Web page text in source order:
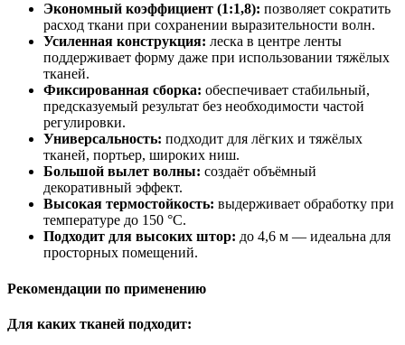
Экономный коэффициент (1:1,8): позволяет сократить
расход ткани при сохранении выразительности волн.
Усиленная конструкция: леска в центре ленты
поддерживает форму даже при использовании тяжёлых
тканей.
Фиксированная сборка: обеспечивает стабильный,
предсказуемый результат без необходимости частой
регулировки.
Универсальность: подходит для лёгких и тяжёлых
тканей, портьер, широких ниш.
Большой вылет волны: создаёт объёмный
декоративный эффект.
Высокая термостойкость: выдерживает обработку при
температуре до 150 °C.
Подходит для высоких штор: до 4,6 м — идеальна для
просторных помещений.
Рекомендации по применению
Для каких тканей подходит: